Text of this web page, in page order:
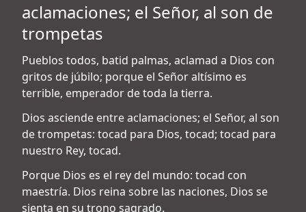
aclamaciones; el Señor, al son de
trompetas
Pueblos todos, batid palmas, aclamad a Dios con
gritos de júbilo; porque el Señor altísimo es
terrible, emperador de toda la tierra.
Dios asciende entre aclamaciones; el Señor, al son
de trompetas: tocad para Dios, tocad; tocad para
nuestro Rey, tocad.
Porque Dios es el rey del mundo: tocad con
maestría. Dios reina sobre las naciones, Dios se
sienta en su trono sagrado.